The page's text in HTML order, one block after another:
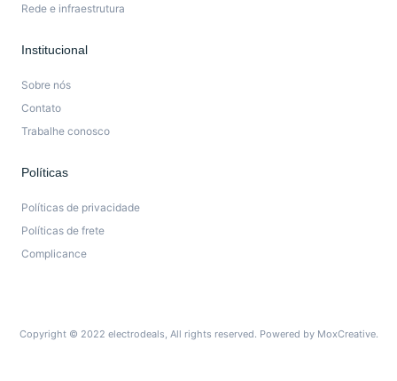
Rede e infraestrutura
Institucional
Sobre nós
Contato
Trabalhe conosco
Políticas
Políticas de privacidade
Políticas de frete
Complicance
Copyright © 2022 electrodeals, All rights reserved. Powered by MoxCreative.